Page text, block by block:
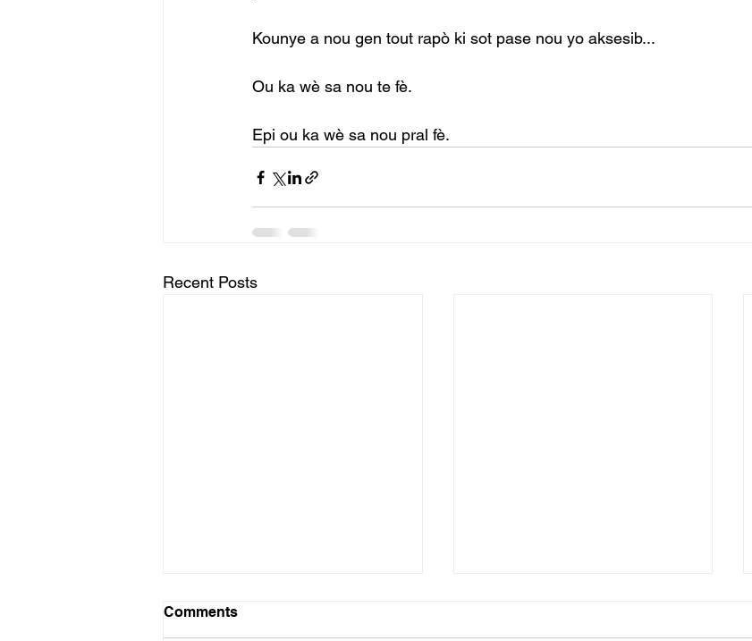
Kounye a nou gen tout rapò ki sot pase nou yo aksesib...
Ou ka wè sa nou te fè.
Epi ou ka wè sa nou pral fè.
Recent Posts
Comments